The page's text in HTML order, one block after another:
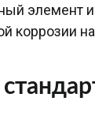
элемент
коррозии